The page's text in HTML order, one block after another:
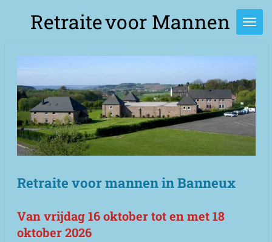
Retraitevoor Mannen
Retraite voor mannen in Banneux
Van vrijdag 16 oktober tot en met 18
oktober 2026